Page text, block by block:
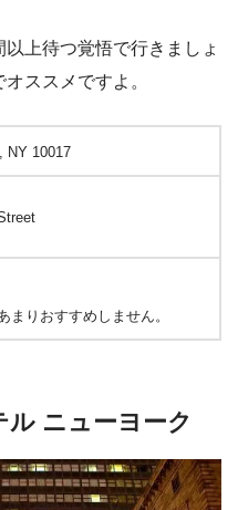
上待つ覚悟で行きましょ
ススメですよ。
NY 10017
りおすすめしません。
ニューヨーク